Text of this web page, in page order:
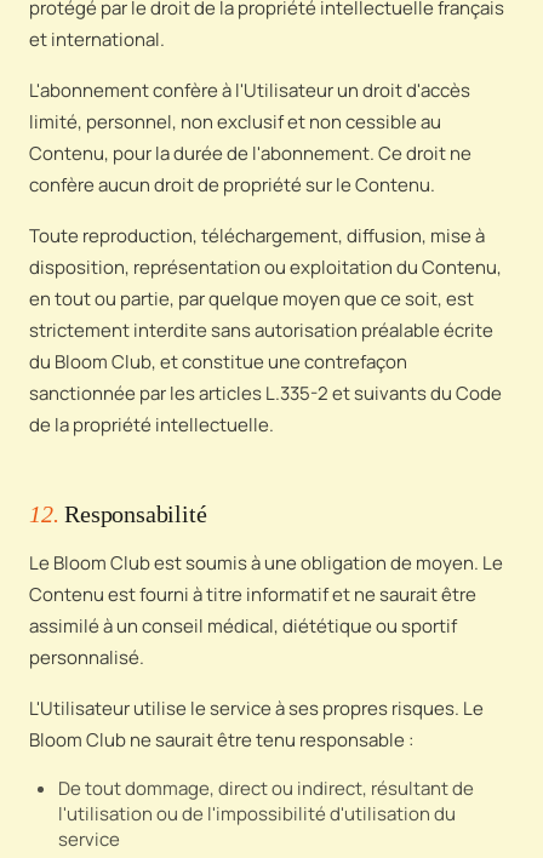
protégé par le droit de la propriété intellectuelle français
et international.
L'abonnement confère à l'Utilisateur un droit d'accès
limité, personnel, non exclusif et non cessible au
Contenu, pour la durée de l'abonnement. Ce droit ne
confère aucun droit de propriété sur le Contenu.
Toute reproduction, téléchargement, diffusion, mise à
disposition, représentation ou exploitation du Contenu,
en tout ou partie, par quelque moyen que ce soit, est
strictement interdite sans autorisation préalable écrite
du Bloom Club, et constitue une contrefaçon
sanctionnée par les articles L.335-2 et suivants du Code
de la propriété intellectuelle.
12. Responsabilité
Le Bloom Club est soumis à une obligation de moyen. Le
Contenu est fourni à titre informatif et ne saurait être
assimilé à un conseil médical, diététique ou sportif
personnalisé.
L'Utilisateur utilise le service à ses propres risques. Le
Bloom Club ne saurait être tenu responsable :
De tout dommage, direct ou indirect, résultant de
l'utilisation ou de l'impossibilité d'utilisation du
service